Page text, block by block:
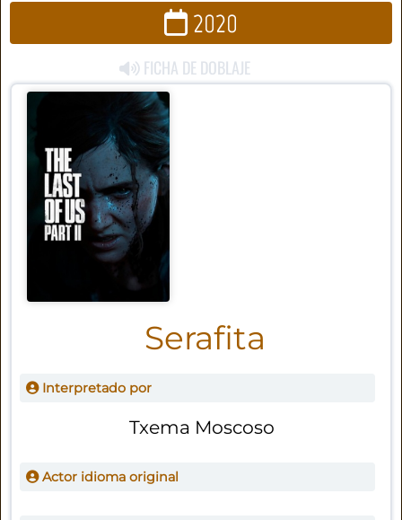
2020
FICHA DE DOBLAJE
Serafita
Interpretado por
Txema Moscoso
Actor idioma original